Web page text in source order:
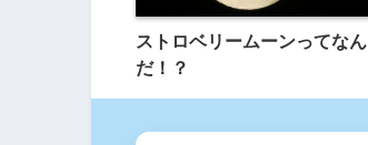
ストロベリームーンってなん
だ！？